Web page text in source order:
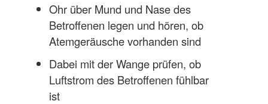
Ohr über Mund und Nase des
Betroffenen legen und hören, ob
Atemgeräusche vorhanden sind
Dabei mit der Wange prüfen, ob
Luftstrom des Betroffenen fühlbar
ist